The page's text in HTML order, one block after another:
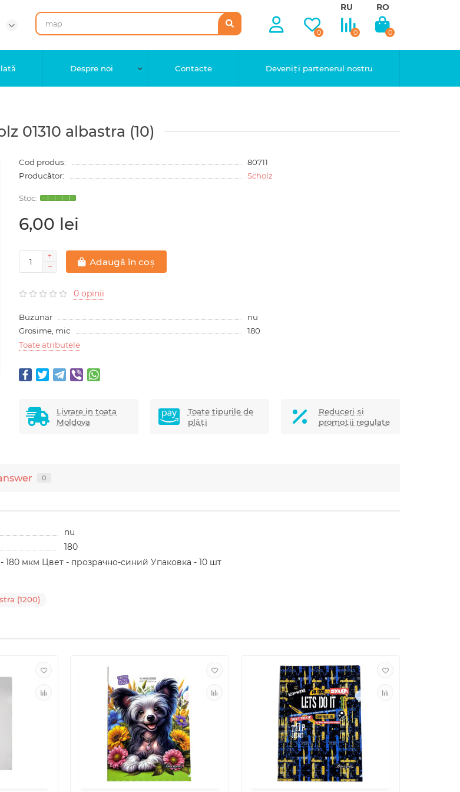
0
RU
0
RO
0
Despre noi Contacte Deveniți partenerul nostru
01310 аlbastrа (10)
Cod produs:
80711
Producător:
Scholz
6,00 lei
Adaugă în coș
0 opinii
Buzunar
nu
Grosime, mic
180
Toate atributele
Livrare in toata
Moldova
Toate tipurile de
plăți
Reduceri și
promoții regulate
0
nu
180
мкм Цвет - прозрачно-синий Упаковка - 10 шт
(1200)